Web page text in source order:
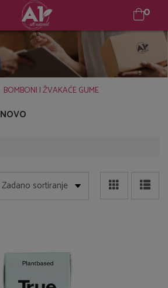
0
BOMBONI I ŽVAKAĆE GUME
NOVO